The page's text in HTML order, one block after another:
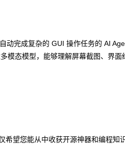
动完成复杂的 GUI 操作任务的 AI
模态模型，能够理解屏幕截图、界面
望您能从中收获开源神器和编程知